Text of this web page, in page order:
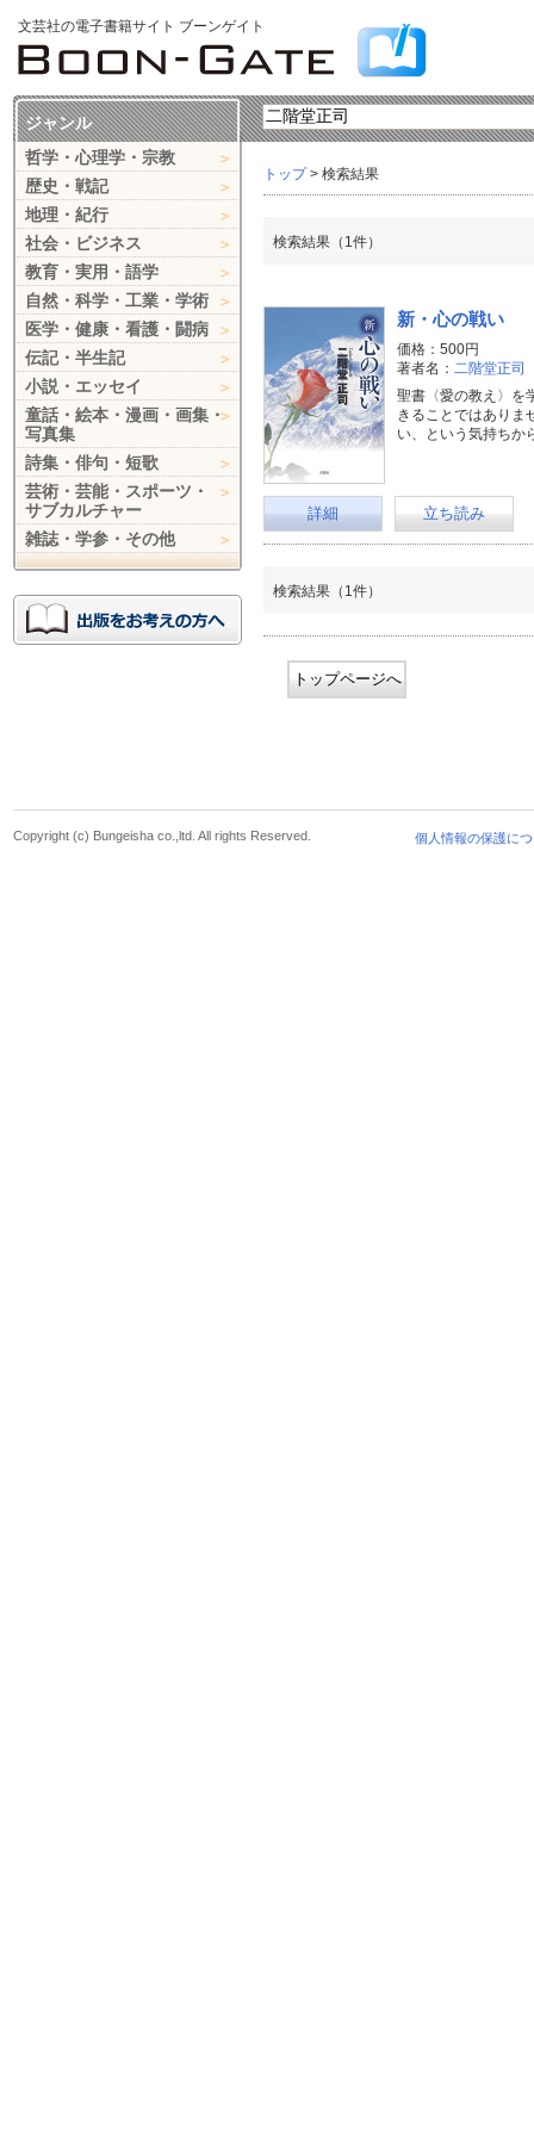
文芸社の電子書籍サイト ブーンゲイト
トップ> 検索結果
検索結果（1件）
新・心の戦い
価格：500円
著者名： 二階堂正司
聖書〈愛の教え〉を
きることではありま
い、という気持ちか
詳細 立ち読み
検索結果（1件）
トップページへ
ジャンル
哲学・心理学・宗教
歴史・戦記
地理・紀行
社会・ビジネス
教育・実用・語学
自然・科学・工業・学術
医学・健康・看護・闘病
伝記・半生記
小説・エッセイ
童話・絵本・漫画・画集・
写真集
詩集・俳句・短歌
芸術・芸能・スポーツ・
サブカルチャー
雑誌・学参・その他
個人情報の保護に
Copyright (c) Bungeisha co.,ltd. All rights Reserved.